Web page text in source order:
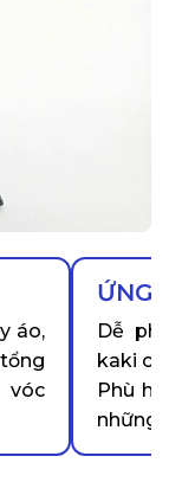
áo,
vóc
ỨNG
Dễ
kaki
Phù
những